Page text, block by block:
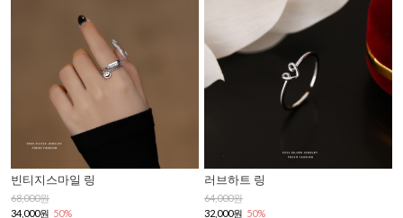
빈티지스마일 링
68,000원
34,000원 50%
러브하트 링
64,000원
32,000원 50%